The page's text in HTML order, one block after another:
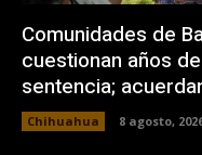
Comunidades de
cuestionan años
sentencia;
Chihuahua 8 agosto,